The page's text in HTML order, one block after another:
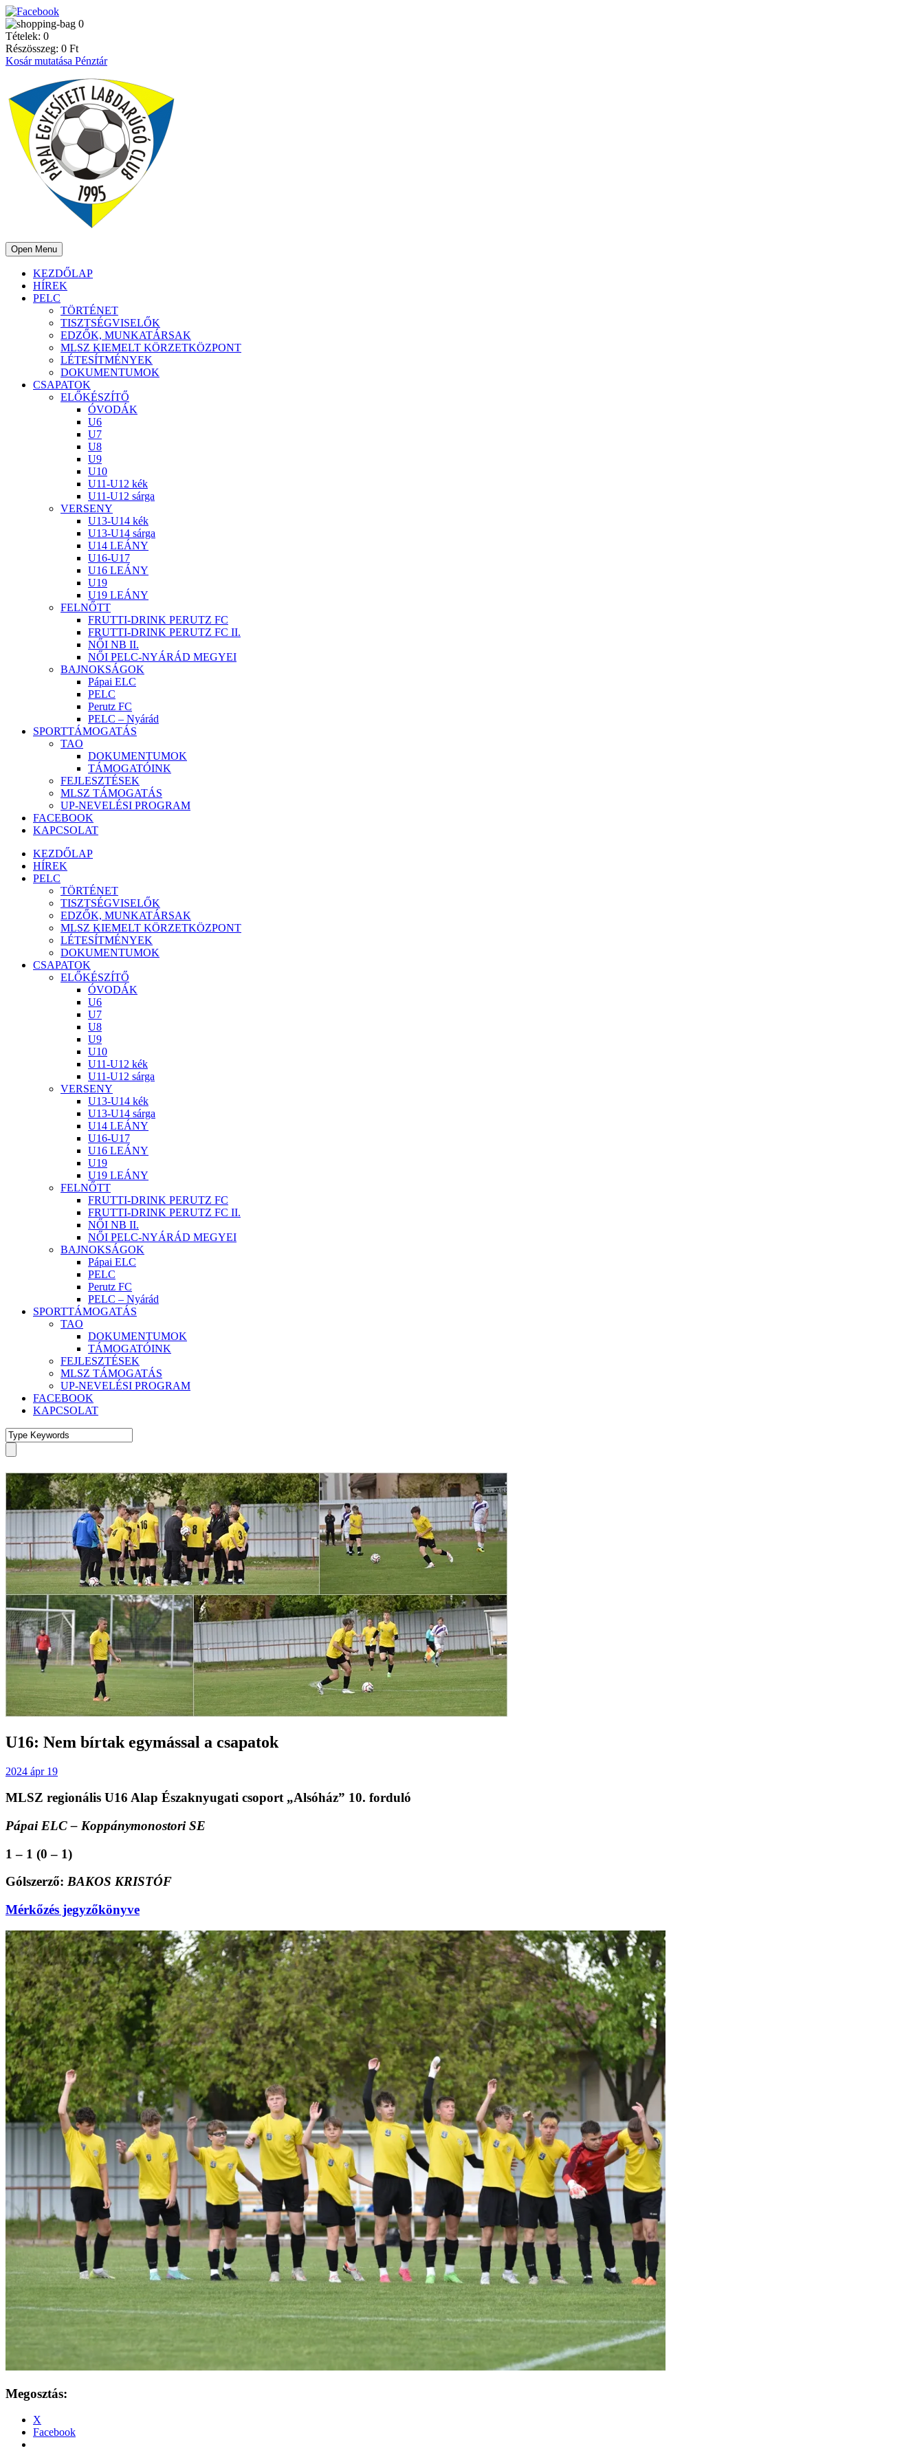
0
Tételek: 0
Részösszeg: 0 Ft
Kosár mutatása Pénztár
Open Menu
KEZDŐLAP
HÍREK
PELC
TÖRTÉNET
TISZTSÉGVISELŐK
EDZŐK, MUNKATÁRSAK
MLSZ KIEMELT KÖRZETKÖZPONT
LÉTESÍTMÉNYEK
DOKUMENTUMOK
CSAPATOK
ELŐKÉSZÍTŐ
ÓVODÁK
U6
U7
U8
U9
U10
U11-U12 kék
U11-U12 sárga
VERSENY
U13-U14 kék
U13-U14 sárga
U14 LEÁNY
U16-U17
U16 LEÁNY
U19
U19 LEÁNY
FELNŐTT
FRUTTI-DRINK PERUTZ FC
FRUTTI-DRINK PERUTZ FC II.
NŐI NB II.
NŐI PELC-NYÁRÁD MEGYEI
BAJNOKSÁGOK
Pápai ELC
PELC
Perutz FC
PELC – Nyárád
SPORTTÁMOGATÁS
TAO
DOKUMENTUMOK
TÁMOGATÓINK
FEJLESZTÉSEK
MLSZ TÁMOGATÁS
UP-NEVELÉSI PROGRAM
FACEBOOK
KAPCSOLAT
KEZDŐLAP
HÍREK
PELC
TÖRTÉNET
TISZTSÉGVISELŐK
EDZŐK, MUNKATÁRSAK
MLSZ KIEMELT KÖRZETKÖZPONT
LÉTESÍTMÉNYEK
DOKUMENTUMOK
CSAPATOK
ELŐKÉSZÍTŐ
ÓVODÁK
U6
U7
U8
U9
U10
U11-U12 kék
U11-U12 sárga
VERSENY
U13-U14 kék
U13-U14 sárga
U14 LEÁNY
U16-U17
U16 LEÁNY
U19
U19 LEÁNY
FELNŐTT
FRUTTI-DRINK PERUTZ FC
FRUTTI-DRINK PERUTZ FC II.
NŐI NB II.
NŐI PELC-NYÁRÁD MEGYEI
BAJNOKSÁGOK
Pápai ELC
PELC
Perutz FC
PELC – Nyárád
SPORTTÁMOGATÁS
TAO
DOKUMENTUMOK
TÁMOGATÓINK
FEJLESZTÉSEK
MLSZ TÁMOGATÁS
UP-NEVELÉSI PROGRAM
FACEBOOK
KAPCSOLAT
U16: Nem bírtak egymással a csapatok
2024 ápr 19
MLSZ regionális U16 Alap Északnyugati csoport „Alsóház” 10. forduló
Pápai ELC – Koppánymonostori SE
1 – 1 (0 – 1)
Gólszerző: BAKOS KRISTÓF
Mérkőzés jegyzőkönyve
Megosztás:
X
Facebook